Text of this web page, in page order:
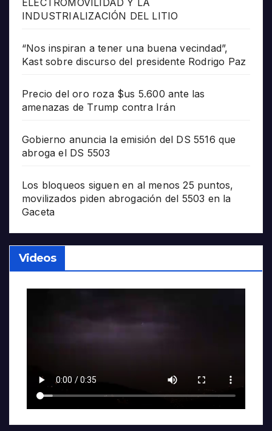
ELECTROMOVILIDAD Y LA
INDUSTRIALIZACIÓN DEL LITIO
“Nos inspiran a tener una buena vecindad”,
Kast sobre discurso del presidente Rodrigo Paz
Precio del oro roza $us 5.600 ante las
amenazas de Trump contra Irán
Gobierno anuncia la emisión del DS 5516 que
abroga el DS 5503
Los bloqueos siguen en al menos 25 puntos,
movilizados piden abrogación del 5503 en la
Gaceta
Videos